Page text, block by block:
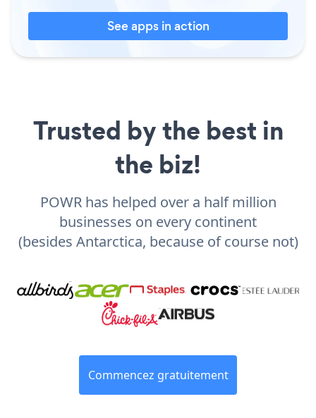
See apps in action
Trusted by the best in
the biz!
POWR has helped over a half million
businesses on every continent
(besides Antarctica, because of course not)
Commencez gratuitement